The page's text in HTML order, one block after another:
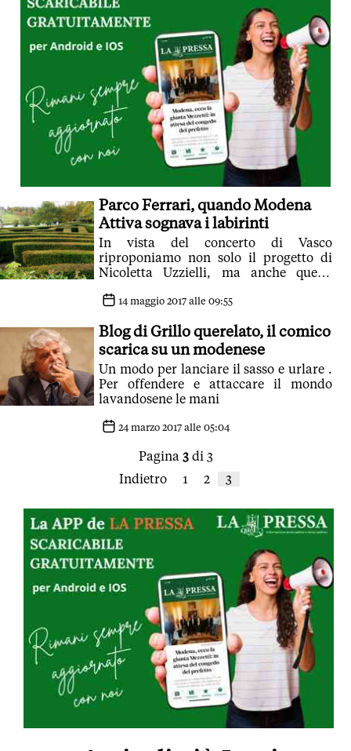
Parco Ferrari, quando Modena
Attiva sognava i labirinti
In vista del concerto di Vasco
riproponiamo non solo il progetto di
Nicoletta Uzzielli, ma anche quello
normalizzati) Paolo Silingardi e Marco
14 maggio 2017 alle 09:55
Blog di Grillo querelato, il comico
scarica su un modenese
Un modo per lanciare il sasso e urlare .
Per offendere e attaccare il mondo
lavandosene le mani
24 marzo 2017 alle 05:04
Pagina 3di 3
Indietro
1 2 3